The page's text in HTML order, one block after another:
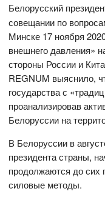
Белорусский
совещании по
Минске 17 ноября
внешнего давления»
стороны России и
REGNUM выяснило,
государства с
проанализировав
Белоруссии на
В Белоруссии в
президента страны,
продолжаются до сих
силовые методы.